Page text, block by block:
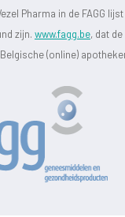
Pharma in de FAGG
zijn. www.fagg.be, dat de
(online)